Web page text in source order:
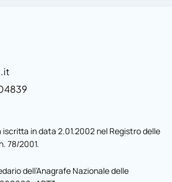
iscritta in data 2.01.2002 nel Registro delle
78/2001.
dell’Anagrafe Nazionale delle